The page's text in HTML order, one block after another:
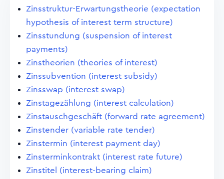
Zinsstruktur-Erwartungstheorie (expectation
hypothesis of interest term structure)
Zinsstundung (suspension of interest
payments)
Zinstheorien (theories of interest)
Zinssubvention (interest subsidy)
Zinsswap (interest swap)
Zinstagezählung (interest calculation)
Zinstauschgeschäft (forward rate agreement)
Zinstender (variable rate tender)
Zinstermin (interest payment day)
Zinsterminkontrakt (interest rate future)
Zinstitel (interest-bearing claim)